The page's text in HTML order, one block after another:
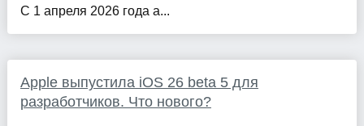
С 1 апреля 2026 года а...
Apple выпустила iOS 26 beta 5 для
разработчиков. Что нового?